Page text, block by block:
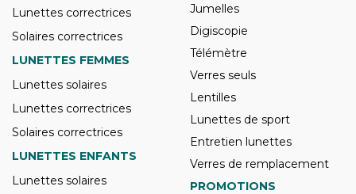
Lunettes correctrices
Solaires correctrices
LUNETTES FEMMES
Lunettes solaires
Lunettes correctrices
Solaires correctrices
LUNETTES ENFANTS
Lunettes solaires
Jumelles
Digiscopie
Télémètre
Verres seuls
Lentilles
Lunettes de sport
Entretien lunettes
Verres de remplacement
PROMOTIONS